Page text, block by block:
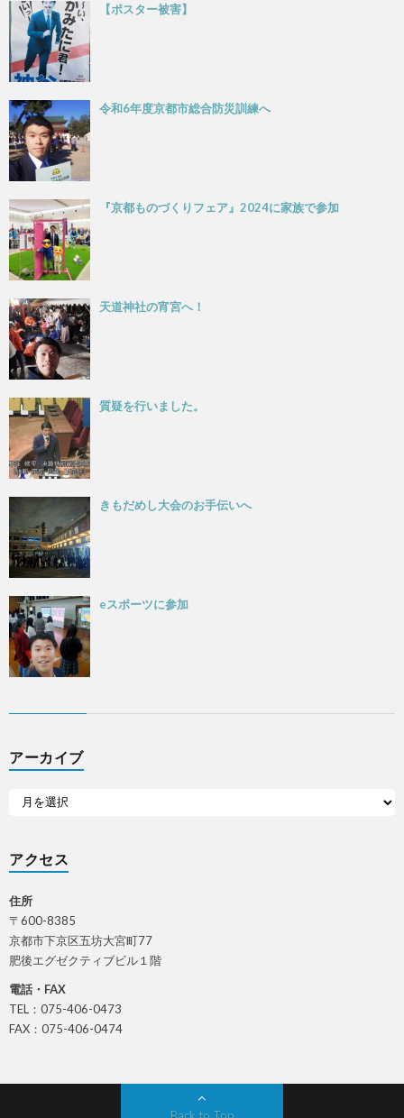
【ポスター被害】
令和6年度京都市総合防災訓練へ
『京都ものづくりフェア』2024に家族で参加
天道神社の宵宮へ！
質疑を行いました。
きもだめし大会のお手伝いへ
eスポーツに参加
アーカイブ
アクセス
住所
〒600-8385
京都市下京区五坊大宮町77
肥後エグゼクティブビル１階
電話・FAX
TEL：075-406-0473
FAX：075-406-0474
Back to Top